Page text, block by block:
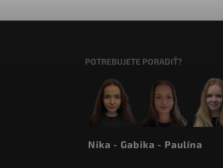
POTREBUJETE PORADIŤ?
Nika - Gabika - Paulína